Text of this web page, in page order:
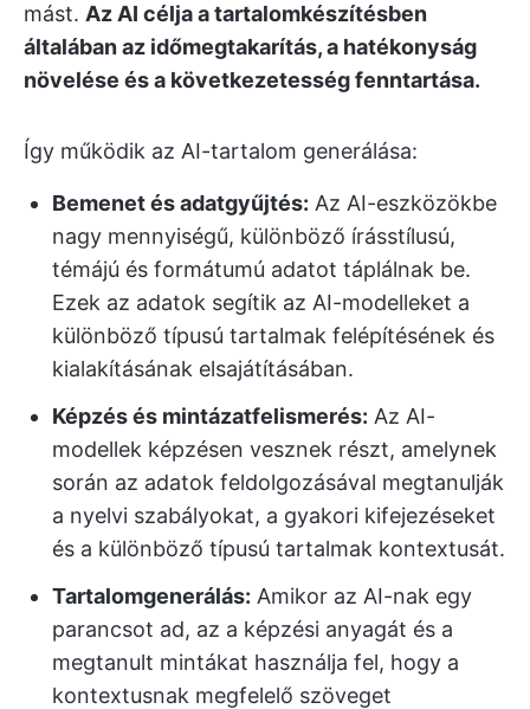
mást. Az AI célja a tartalomkészítésben
általában az időmegtakarítás, a hatékonyság
növelése és a következetesség fenntartása.
Így működik az AI-tartalom generálása:
Bemenet és adatgyűjtés: Az AI-eszközökbe
nagy mennyiségű, különböző írásstílusú,
témájú és formátumú adatot táplálnak be.
Ezek az adatok segítik az AI-modelleket a
különböző típusú tartalmak felépítésének és
kialakításának elsajátításában.
Képzés és mintázatfelismerés: Az AI-
modellek képzésen vesznek részt, amelynek
során az adatok feldolgozásával megtanulják
a nyelvi szabályokat, a gyakori kifejezéseket
és a különböző típusú tartalmak kontextusát.
Tartalomgenerálás: Amikor az AI-nak egy
parancsot ad, az a képzési anyagát és a
megtanult mintákat használja fel, hogy a
kontextusnak megfelelő szöveget